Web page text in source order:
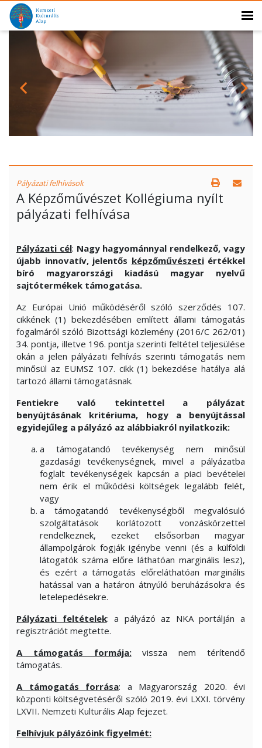
Pályázati felhívások
A Képzőművészet Kollégiuma nyílt
pályázati felhívása
Pályázati cél: Nagy hagyománnyal rendelkező, vagy
újabb innovatív, jelentős képzőművészetiértékkel
bíró magyarországi kiadású magyar nyelvű
sajtótermékek támogatása.
Az Európai Unió működéséről szóló szerződés 107.
cikkének (1) bekezdésében említett állami támogatás
fogalmáról szóló Bizottsági közlemény (2016/C 262/01)
34. pontja, illetve 196. pontja szerinti feltétel teljesülése
okán a jelen pályázati felhívás szerinti támogatás nem
minősül az EUMSZ 107. cikk (1) bekezdése hatálya alá
tartozó állami támogatásnak.
Fentiekre való tekintettel a pályázat
benyújtásának kritériuma, hogy a benyújtással
egyidejűleg a pályázó az alábbiakról nyilatkozik:
a támogatandó tevékenység nem minősül
gazdasági tevékenységnek, mivel a pályázatba
foglalt tevékenységek kapcsán a piaci bevételei
nem érik el működési költségek legalább felét,
vagy
a támogatandó tevékenységből megvalósuló
szolgáltatások korlátozott vonzáskörzettel
rendelkeznek, ezeket elsősorban magyar
állampolgárok fogják igénybe venni (és a külföldi
látogatók száma előre láthatóan marginális lesz),
és ezért a támogatás előreláthatóan marginális
hatással van a határon átnyúló beruházásokra és
letelepedésekre.
Pályázati feltételek: a pályázó az NKA portálján a
regisztrációt megtette.
A támogatás formája:vissza nem térítendő
támogatás.
A támogatás forrása: a Magyarország 2020. évi
központi költségvetéséről szóló 2019. évi LXXI. törvény
LXVII. Nemzeti Kulturális Alap fejezet.
Felhívjuk pályázóink figyelmét: